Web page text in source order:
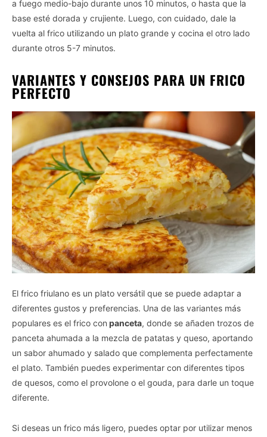
a fuego medio-bajo durante unos 10 minutos, o hasta que la
base esté dorada y crujiente. Luego, con cuidado, dale la
vuelta al frico utilizando un plato grande y cocina el otro lado
durante otros 5-7 minutos.
VARIANTES Y CONSEJOS PARA UN FRICO
PERFECTO
El frico friulano es un plato versátil que se puede adaptar a
diferentes gustos y preferencias. Una de las variantes más
populares es el frico con panceta, donde se añaden trozos de
panceta ahumada a la mezcla de patatas y queso, aportando
un sabor ahumado y salado que complementa perfectamente
el plato. También puedes experimentar con diferentes tipos
de quesos, como el provolone o el gouda, para darle un toque
diferente.
Si deseas un frico más ligero, puedes optar por utilizar menos